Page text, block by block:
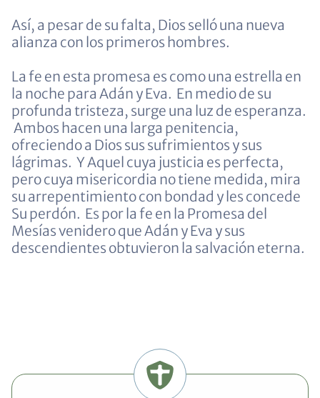
Así, a pesar de su falta, Dios selló una nueva
alianza con los primeros hombres.
La fe en esta promesa es como una estrella en
la noche para Adán y Eva. En medio de su
profunda tristeza, surge una luz de esperanza.
Ambos hacen una larga penitencia,
ofreciendo a Dios sus sufrimientos y sus
lágrimas. Y Aquel cuya justicia es perfecta,
pero cuya misericordia no tiene medida, mira
su arrepentimiento con bondad y les concede
Su perdón. Es por la fe en la Promesa del
Mesías venidero que Adán y Eva y sus
descendientes obtuvieron la salvación eterna.